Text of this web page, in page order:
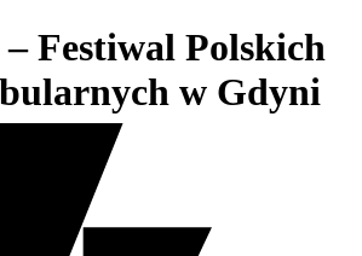
Festiwal Polskich
w Gdyni